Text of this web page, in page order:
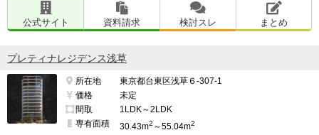
公式サイト 資料請求 検討スレ まとめ
プレティナレジデンス浅草
所在地
東京都台東区浅草６-307-1
価格
未定
間取
1LDK～2LDK
専有面積
30.43m2 ～55.04m2